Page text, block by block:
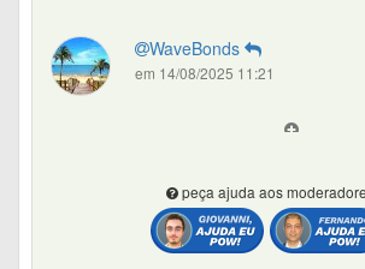
WaveBonds
em 14/08/2025 11:21
peça ajuda aos